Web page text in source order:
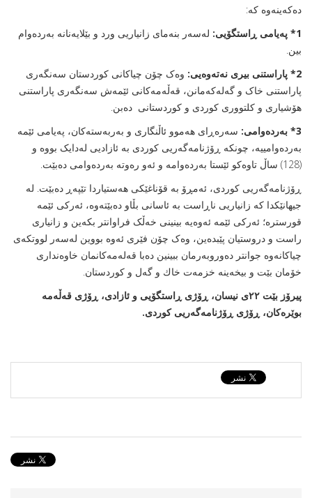
دەکەینەوە کە:
1* پەیامی ڕاستگۆیی
: لەسەر بنەمای زانیاریی ورد و بێلایەنانە بەردەوام
بین.
2* پاراستنی بيرى نەتەوەیی
: وەک چۆن چیاکانی کوردستان سەنگەری
پاراستنی خاک و گه‌له‌كه‌مانن، قەڵەمەکانی ئێمەش سەنگەری پاراستنی
هۆشیاری و کلتووری کوردی و كوردستانى ده‌بن.
3* بەردەوامی
: سەرەڕای هەموو ئاڵنگاری و به‌ربه‌سته‌كان، پەیامی ئێمە
بەردەوامییە، چونکە ڕۆژنامەگەریی کوردی به‌ ئازادیی لەدایک بووە و
(128) ساڵ تاوه‌كو ئێستا به‌رده‌وامه‌ و ئه‌و ره‌وته‌ به‌رده‌وامى ده‌بێت.
ڕۆژنامەگەریی کوردی، ئەمڕۆ بە قۆناغێکی هەستیاردا تێپەڕ دەبێت. لە
جیهانێکدا کە زانیاریی ناڕاست بە ئاسانی بڵاو دەبێتەوە، ئەرکی ئێمە
قورسترە؛ ئەرکی ئێمە ئەوەیە بینینی خەڵک فراوانتر بکەین و زانيارى
راست و دروستيان پێبده‌ين، وەک چۆن فێری ئەوە بووین لەسەر لووتکەی
چیاکانەوە جوانتر دەوروبەرمان ببینین ده‌با قه‌له‌مه‌كانمان خاوه‌ندارى
خۆمان بێت و بيخه‌ينه‌ خزمه‌ت خاك و گه‌ل و كوردستان.
پیرۆز بێت ٢٢ی نیسان، ڕۆژی ڕاستگۆیی و ئازادى، ڕۆژی قەڵەمە
بوێرەکان، ڕۆژی ڕۆژنامەگەریی کوردی.